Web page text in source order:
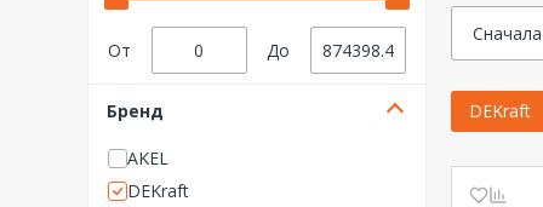
От До
Бренд
AKEL
DEKraft
DEKraft